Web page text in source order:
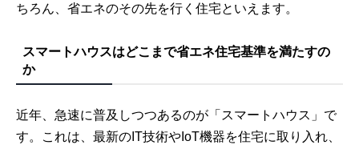
ちろん、省エネのその先を行く住宅といえます。
スマートハウスはどこまで省エネ住宅基準を満たすの
か
近年、急速に普及しつつあるのが「スマートハウス」で
す。これは、最新のIT技術やIoT機器を住宅に取り入れ、